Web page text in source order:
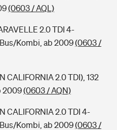
(0603 / AQL)
2.0 TDI 4-
Kombi, ab 2009(0603 /
CALIFORNIA 2.0 TDI), 132
2009(0603 / AQN)
CALIFORNIA 2.0 TDI 4-
Kombi, ab 2009(0603 /